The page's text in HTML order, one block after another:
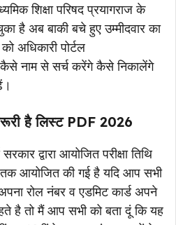
शिक्षा परिषद प्रयागराज के
है अब बाकी बचे हुए उम्मीदवार का
अधिकारी पोर्टल
नाम से सर्च करेंगे कैसे निकालेंगे
है लिस्ट PDF 2026
द्वारा आयोजित परीक्षा तिथि
आयोजित की गई है यदि आप सभी
रोल नंबर व एडमिट कार्ड अपने
है तो मैं आप सभी को बता दूं कि यह